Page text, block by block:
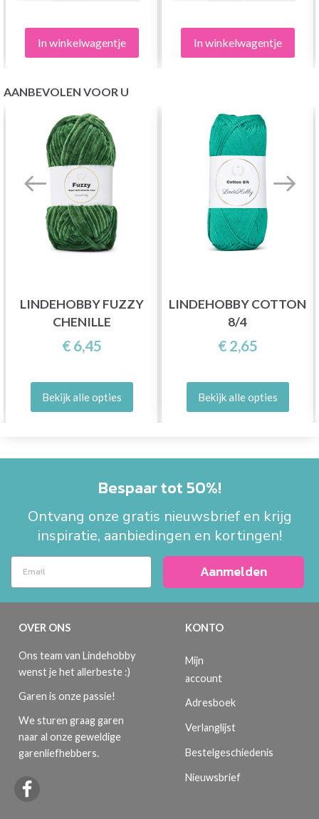
In winkelwagentje In winkelwagentje
AANBEVOLEN VOOR U
LINDEHOBBY FUZZY
CHENILLE
€ 6,45
Bekijk alle opties
LINDEHOBBY COTTON
8/4
€ 2,65
Bekijk alle opties
Bespaar tot 50%!
Ontvang onze gratis nieuwsbrief en krijg
inspiratie, aanbiedingen en kortingen!
Aanmelden
OVER ONS
Ons team van Lindehobby
wenst je het allerbeste :)
Garen is onze passie!
We sturen graag garen
naar al onze geweldige
garenliefhebbers.
KONTO
Mijn
account
Adresboek
Verlanglijst
Bestelgeschiedenis
Nieuwsbrief